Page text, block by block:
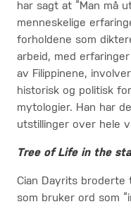
har sagt at “Man må
menneskelige
forholdene som
arbeid, med
av Filippinene,
historisk og politisk
mytologier. Han har
utstillinger over hele
Tree of Life in the
Cian Dayrits
som bruker ord som